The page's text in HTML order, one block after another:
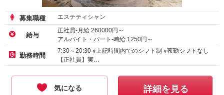
募集職種 エステティシャン
給与
正社員-月給 260000円～
アルバイト・パート-時給 1250円～
勤務時間
7:30～20:30 ※上記時間内でのシフト制 ※夜勤シフトなし
【正社員】実…
気になる 詳細を見る